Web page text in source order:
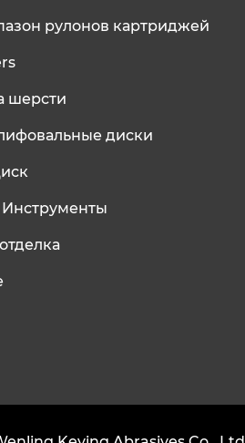
рулонов картриджей
шерсти
диски